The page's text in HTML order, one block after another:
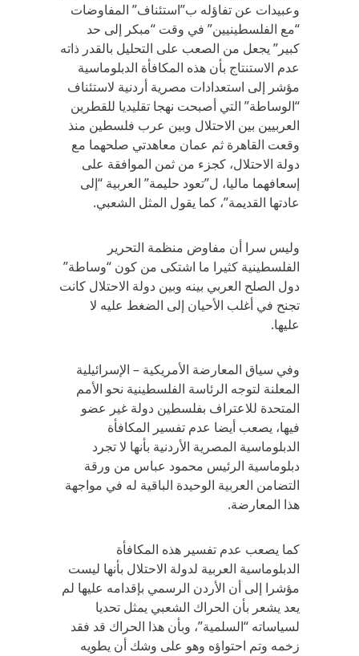
وعبيدات عن تفاؤله ب”استئناف” المفاوضات
“مع الفلسطينيين” في وقت “مبكر إلى حد
كبير” يجعل من الصعب على التحليل بالقدر ذاته
عدم الاستنتاج بأن هذه المكافأة الدبلوماسية
مؤشر إلى استعدادات مصرية أردنية لاستئناف
“الوساطة” التي أصبحت نهجا تقليديا للقطرين
العربيين بين الاحتلال وبين عرب فلسطين منذ
وقعت القاهرة ثم عمان معاهدتي صلحهما مع
دولة الاحتلال، كجزء من ثمن الموافقة على
إسعافهما ماليا، ل”تعود حليمة” العربية “إلى
عادتها القديمة”، كما يقول المثل الشعبي.
وليس سرا أن مفاوض منظمة التحرير
الفلسطينية كثيرا ما اشتكى من كون “وساطة”
دول الصلح العربي بينه وبين دولة الاحتلال كانت
تجنح في أغلب الأحيان إلى الضغط عليه لا
عليها.
وفي سياق المعارضة الأمريكية – الإسرائيلية
المعلنة لتوجه الرئاسة الفلسطينية نحو الأمم
المتحدة للاعتراف بفلسطين دولة غير عضو
فيها، يصعب أيضا عدم تفسير المكافأة
الدبلوماسية المصرية الأردنية بأنها لا تجرد
دبلوماسية الرئيس محمود عباس من ورقة
التضامن العربية الوحيدة الباقية له في مواجهة
هذا المعارضة.
كما يصعب عدم تفسير هذه المكافأة
الدبلوماسية العربية لدولة الاحتلال بأنها ليست
مؤشرا إلى أن الأردن الرسمي بإقدامه عليها لم
يعد يشعر بأن الحراك الشعبي يمثل تحديا
لسياساته “السلمية”، وبأن هذا الحراك قد فقد
زخمه وتم احتواؤه وهو على وشك أن يطويه